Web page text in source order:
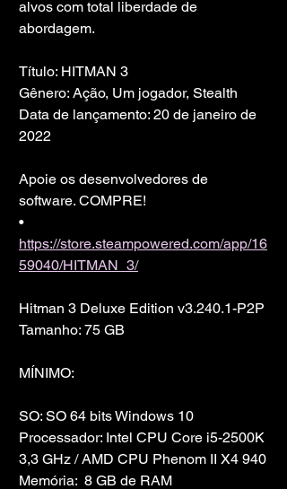
alvos com total liberdade de
abordagem.
Título: HITMAN 3
Gênero: Ação, Um jogador, Stealth
Data de lançamento: 20 de janeiro de
2022
Apoie os desenvolvedores de
software. COMPRE!
•
https://store.steampowered.com/app/16
59040/HITMAN_3/
Hitman 3 Deluxe Edition v3.240.1-P2P
Tamanho: 75 GB
MÍNIMO:
SO: SO 64 bits Windows 10
Processador: Intel CPU Core i5-2500K
3,3 GHz / AMD CPU Phenom II X4 940
Memória:  8 GB de RAM